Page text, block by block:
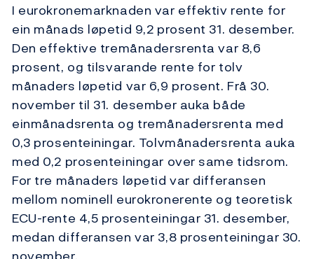
I eurokronemarknaden var effektiv rente for
ein månads løpetid 9,2 prosent 31. desember.
Den effektive tremånadersrenta var 8,6
prosent, og tilsvarande rente for tolv
månaders løpetid var 6,9 prosent. Frå 30.
november til 31. desember auka både
einmånadsrenta og tremånadersrenta med
0,3 prosenteiningar. Tolvmånadersrenta auka
med 0,2 prosenteiningar over same tidsrom.
For tre månaders løpetid var differansen
mellom nominell eurokronerente og teoretisk
ECU-rente 4,5 prosenteiningar 31. desember,
medan differansen var 3,8 prosenteiningar 30.